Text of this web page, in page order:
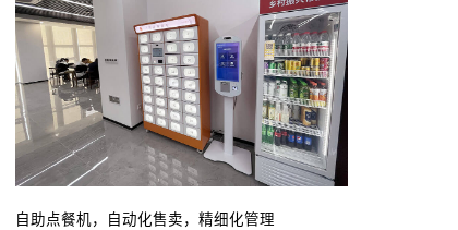
自助点餐机，自动化售卖，精细化管理